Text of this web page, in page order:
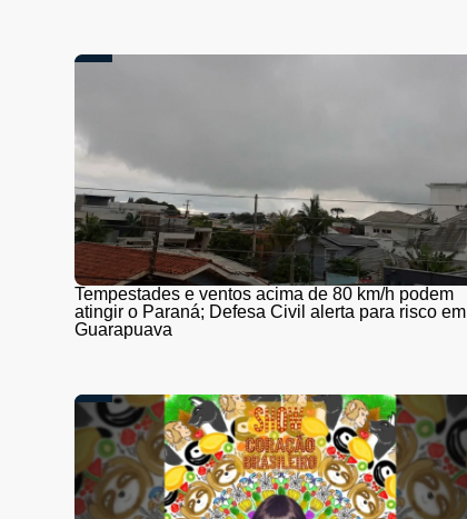
Tempestades e ventos acima de 80 km/h podem
atingir o Paraná; Defesa Civil alerta para risco em
Guarapuava